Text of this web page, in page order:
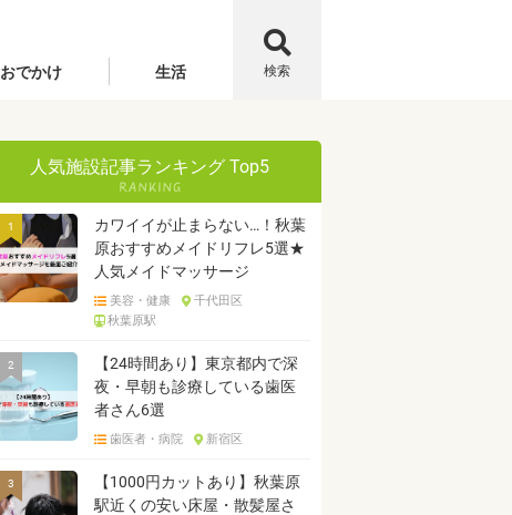
おでかけ 生活 検索
人気施設記事ランキング Top5
1
カワイイが止まらない…！秋葉
原おすすめメイドリフレ5選★
人気メイドマッサージ
美容・健康
千代田区
秋葉原駅
2
【24時間あり】東京都内で深
夜・早朝も診療している歯医
者さん6選
歯医者・病院 新宿区
3
【1000円カットあり】秋葉原
駅近くの安い床屋・散髪屋さ